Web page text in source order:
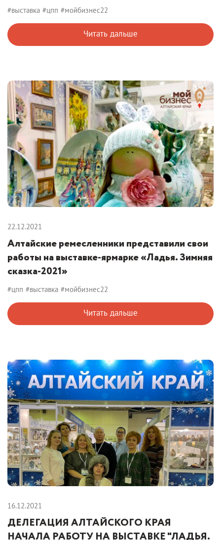
#выставка #цпп #мойбизнес22
Читать дальше
22.12.2021
Алтайские ремесленники представили свои
работы на выставке-ярмарке «Ладья. Зимняя
сказка-2021»
#цпп #выставка #мойбизнес22
Читать дальше
16.12.2021
ДЕЛЕГАЦИЯ АЛТАЙСКОГО КРАЯ
НАЧАЛА РАБОТУ НА ВЫСТАВКЕ "ЛАДЬЯ.